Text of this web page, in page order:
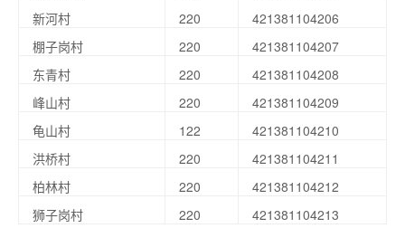
新河村
220
421381104206
棚子岗村
220
421381104207
东青村
220
421381104208
峰山村
220
421381104209
龟山村
122
421381104210
洪桥村
220
421381104211
柏林村
220
421381104212
狮子岗村
220 421381104213